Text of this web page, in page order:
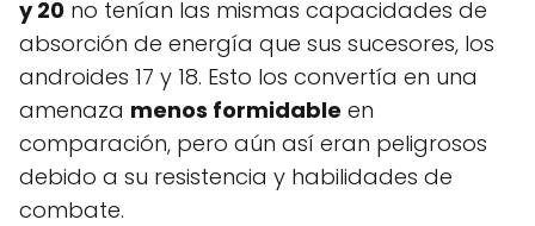
y 20 no tenían las mismas capacidades de
absorción de energía que sus sucesores, los
androides 17 y 18. Esto los convertía en una
amenaza menos formidable en
comparación, pero aún así eran peligrosos
debido a su resistencia y habilidades de
combate.